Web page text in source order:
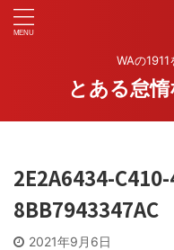
WAの
とある怠
2E2A6434-
8BB7943347AC
2021年9月6日